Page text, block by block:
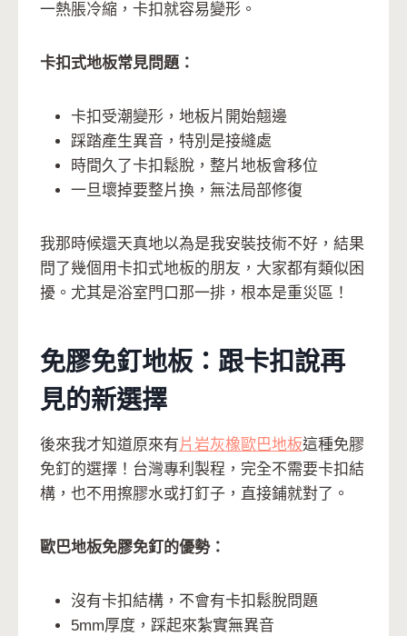
一熱脹冷縮，卡扣就容易變形。
卡扣式地板常見問題：
卡扣受潮變形，地板片開始翹邊
踩踏產生異音，特別是接縫處
時間久了卡扣鬆脫，整片地板會移位
一旦壞掉要整片換，無法局部修復
我那時候還天真地以為是我安裝技術不好，結果
問了幾個用卡扣式地板的朋友，大家都有類似困
擾。尤其是浴室門口那一排，根本是重災區！
免膠免釘地板：跟卡扣說再
見的新選擇
後來我才知道原來有片岩灰橡歐巴地板這種免膠
免釘的選擇！台灣專利製程，完全不需要卡扣結
構，也不用擦膠水或打釘子，直接鋪就對了。
歐巴地板免膠免釘的優勢：
沒有卡扣結構，不會有卡扣鬆脫問題
5mm厚度，踩起來紮實無異音